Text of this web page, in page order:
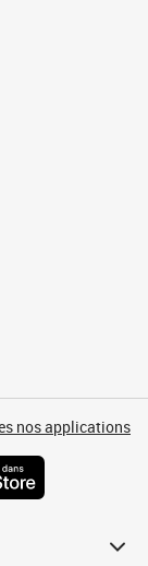
nos applications